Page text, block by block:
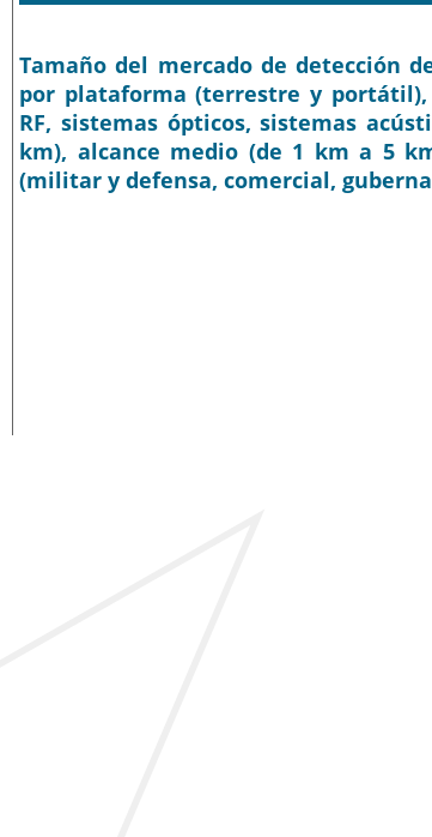
Tamaño del mercado de detección
por plataforma (terrestre y portátil),
RF, sistemas ópticos, sistemas
km), alcance medio (de 1 km a 5
(militar y defensa, comercial,